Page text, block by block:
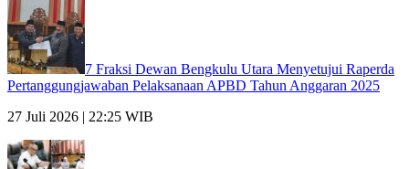
7 Fraksi Dewan Bengkulu Utara Menyetujui Raperda
Pertanggungjawaban Pelaksanaan APBD Tahun Anggaran 2025
27 Juli 2026 | 22:25 WIB